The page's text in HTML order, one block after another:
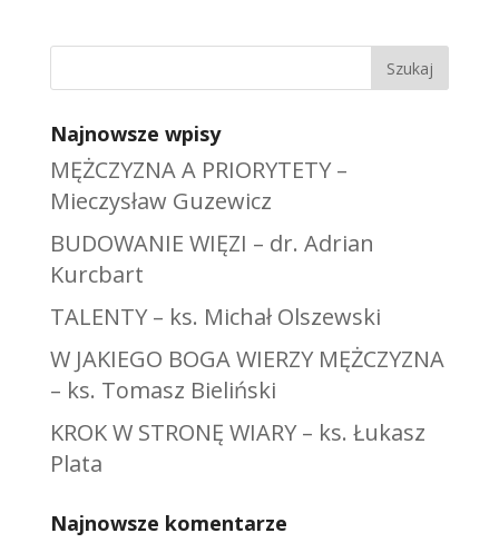
Najnowsze wpisy
MĘŻCZYZNA A PRIORYTETY –
Mieczysław Guzewicz
BUDOWANIE WIĘZI – dr. Adrian
Kurcbart
TALENTY – ks. Michał Olszewski
W JAKIEGO BOGA WIERZY MĘŻCZYZNA
– ks. Tomasz Bieliński
KROK W STRONĘ WIARY – ks. Łukasz
Plata
Najnowsze komentarze